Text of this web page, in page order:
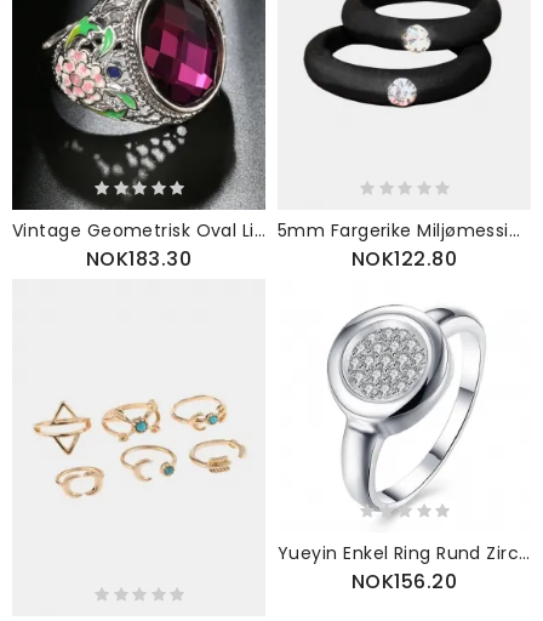
Vintage Geometrisk Oval Lilla Krystall Ring Metall Hul Utskårne Blomster Perle
NOK183.30
5mm Fargerike Miljømessige Silikonringer Rhinestones Parringer Bryllupsgave For Menn For Kvinner
NOK122.80
Yueyin Enkel Ring Rund Zircon Dame
NOK156.20